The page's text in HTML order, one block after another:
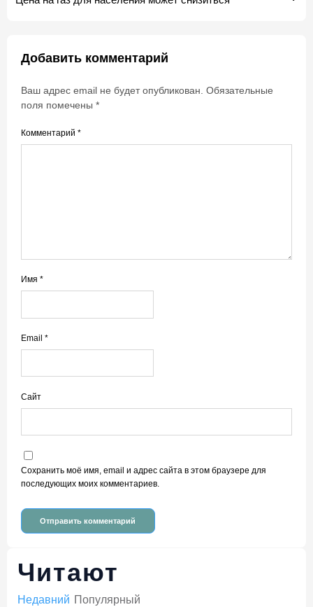
Добавить комментарий
Ваш адрес email не будет опубликован. Обязательные
поля помечены *
Комментарий *
Имя *
Email *
Сайт
Сохранить моё имя, email и адрес сайта в этом браузере для
последующих моих комментариев.
Читают
Недавний Популярный